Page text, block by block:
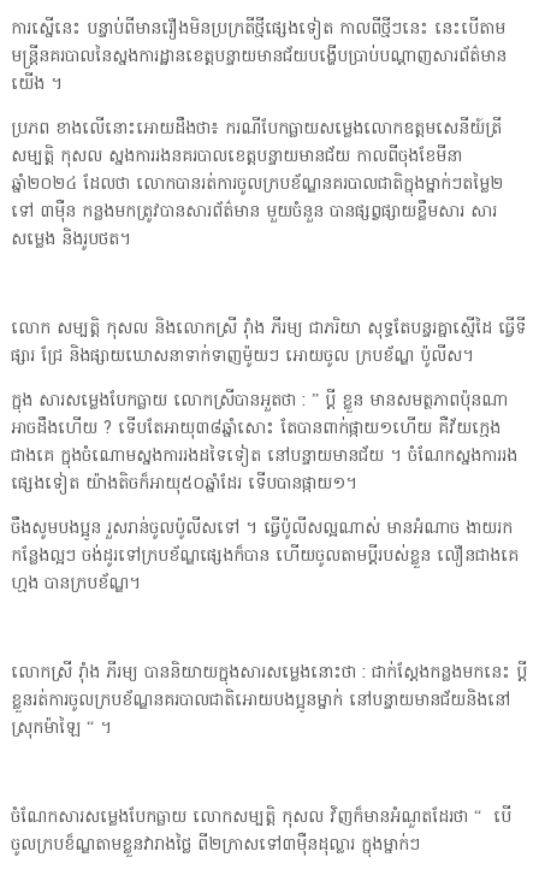
ការស្នើនេះ បន្ទាប់ពីមានរឿងមិនប្រក្រតីថ្មីផ្សេងទៀត កាលពីថ្មីៗនេះ នេះបើតាម
មន្ត្រីនគរបាលនៃស្នងការដ្ឋានខេត្តបន្ទាយមានជ័យបង្ហើបប្រាប់បណ្តាញសារព័ត៌មាន
យើង ។
ប្រភព ខាងលើនោះអោយដឹងថា៖ ករណីបែកធ្លាយសម្លេងលោកឧត្តមសេនីយ៍ត្រី
សម្បត្តិ កុសល ស្នងការរងនគរបាលខេត្តបន្ទាយមានជ័យ កាលពីចុងខែមីនា
ឆ្នាំ២០២៤ ដែលថា លោកបានរត់ការចូលក្របខ័ណ្ឌនគរបាលជាតិក្នុងម្នាក់ៗតម្លៃ២
ទៅ ៣ម៉ឺន កន្លងមកត្រូវបានសារព័ត៌មាន មួយចំនួន បានផ្សព្វផ្សាយខ្លឹមសារ សារ
សម្លេង និងរូបថត។
លោក សម្បត្តិ កុសល និងលោកស្រី រ៉ាំង ភីរម្យ ជាភរិយា សុទ្ធតែបន្ទរគ្នាស្មើដៃ ធ្វើទី
ផ្សារ ជ្រែ និងផ្សាយឃោសនាទាក់ទាញម៉ូយៗ អោយចូល ក្របខ័ណ្ឌ ប៉ូលីស។
ក្នុង សារសម្លេងបែកធ្លាយ លោកស្រីបានអួតថា : ” ប្តី ខ្លួន មានសមត្ថភាពប៉ុនណា
អាចដឹងហើយ ? ទើបតែអាយុ៣៨ឆ្នាំសោះ តែបានពាក់ផ្កាយ១ហើយ គឺវ័យក្មេង
ជាងគេ ក្នុងចំណោមស្នងការរងដទៃទៀត នៅបន្ទាយមានជ័យ ។ ចំណែកស្នងការរង
ផ្សេងទៀត យ៉ាងតិចក៏អាយុ៥០ឆ្នាំដែរ ទើបបានផ្កាយ១។
ចឹងសូមបងប្អូន រួសរាន់ចូលប៉ូលីសទៅ ។ ធ្វើប៉ូលីសល្អណាស់ មានអំណាច ងាយរក
កន្លែងល្អៗ ចង់ដូរទៅក្របខ័ណ្ឌផ្សេងក៏បាន ហើយចូលតាមប្តីរបស់ខ្លួន លឿនជាងគេ
ហ្មង បានក្របខ័ណ្ឌ។
លោកស្រី រ៉ាំង ភីរម្យ បាននិយាយក្នុងសារសម្លេងនោះថា : ជាក់ស្តែងកន្លងមកនេះ ប្តី
ខ្លួនរត់ការចូលក្របខ័ណ្ឌនគរបាលជាតិអោយបងប្អូនម្នាក់ នៅបន្ទាយមានជ័យនិងនៅ
ស្រុកម៉ាឡៃ “ ។
ចំណែកសារសម្លេងបែកធ្លាយ លោកសម្បត្តិ កុសល វិញក៏មានអំណួតដែរថា “ បើ
ចូលក្របខ៏ណ្ឌតាមខ្លួនវារាងថ្លៃ ពី២ក្រាសទៅ៣ម៉ឺនដុល្លារ ក្នុងម្នាក់ៗ